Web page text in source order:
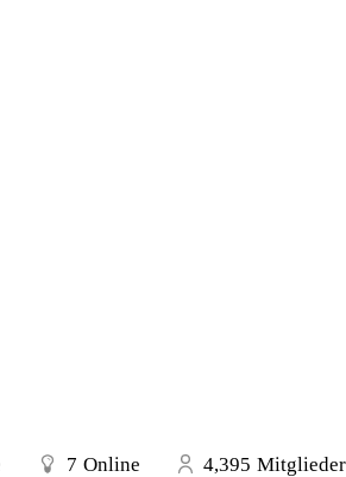
7 Online 4,395 Mitglieder